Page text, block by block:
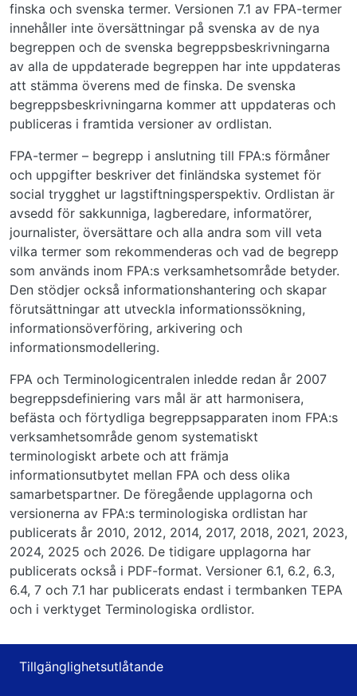
finska och svenska termer. Versionen 7.1 av FPA-termer
innehåller inte översättningar på svenska av de nya
begreppen och de svenska begreppsbeskrivningarna
av alla de uppdaterade begreppen har inte uppdateras
att stämma överens med de finska. De svenska
begreppsbeskrivningarna kommer att uppdateras och
publiceras i framtida versioner av ordlistan.
FPA-termer – begrepp i anslutning till FPA:s förmåner
och uppgifter beskriver det finländska systemet för
social trygghet ur lagstiftningsperspektiv. Ordlistan är
avsedd för sakkunniga, lagberedare, informatörer,
journalister, översättare och alla andra som vill veta
vilka termer som rekommenderas och vad de begrepp
som används inom FPA:s verksamhetsområde betyder.
Den stödjer också informationshantering och skapar
förutsättningar att utveckla informationssökning,
informationsöverföring, arkivering och
informationsmodellering.
FPA och Terminologicentralen inledde redan år 2007
begreppsdefiniering vars mål är att harmonisera,
befästa och förtydliga begreppsapparaten inom FPA:s
verksamhetsområde genom systematiskt
terminologiskt arbete och att främja
informationsutbytet mellan FPA och dess olika
samarbetspartner. De föregående upplagorna och
versionerna av FPA:s terminologiska ordlistan har
publicerats år 2010, 2012, 2014, 2017, 2018, 2021, 2023,
2024, 2025 och 2026. De tidigare upplagorna har
publicerats också i PDF-format. Versioner 6.1, 6.2, 6.3,
6.4, 7 och 7.1 har publicerats endast i termbanken TEPA
och i verktyget Terminologiska ordlistor.
Tillgänglighetsutlåtande